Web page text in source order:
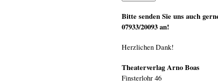
Bitte senden Sie uns auch
07933/20093 an!
Herzlichen Dank!
Theaterverlag Arno Boas
Finsterlohr 46